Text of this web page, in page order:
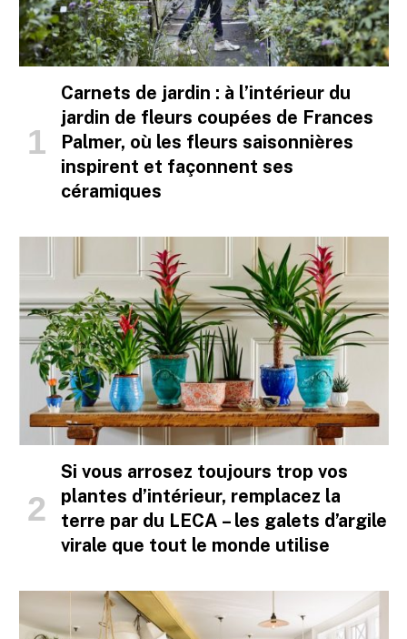
Carnets de jardin : à l’intérieur du
jardin de fleurs coupées de Frances
Palmer, où les fleurs saisonnières
inspirent et façonnent ses
céramiques
Si vous arrosez toujours trop vos
plantes d’intérieur, remplacez la
terre par du LECA – les galets d’argile
virale que tout le monde utilise